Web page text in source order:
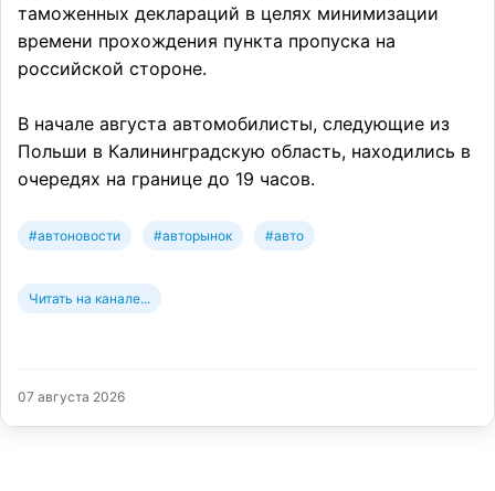
таможенных деклараций в целях минимизации
времени прохождения пункта пропуска на
российской стороне.
В начале августа автомобилисты, следующие из
Польши в Калининградскую область, находились в
очередях на границе до 19 часов.
#автоновости #авторынок #авто
Читать на канале...
07 августа 2026